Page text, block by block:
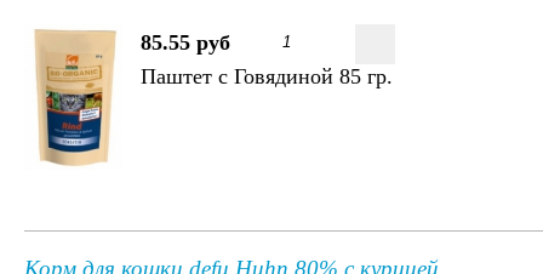
85.55 руб
Паштет с Говядиной 85 гр.
Корм для кошки defu Huhn 80% с курицей